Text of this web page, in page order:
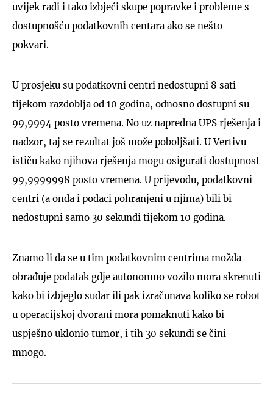
uvijek radi i tako izbjeći skupe popravke i probleme s
dostupnošću podatkovnih centara ako se nešto
pokvari.
U prosjeku su podatkovni centri nedostupni 8 sati
tijekom razdoblja od 10 godina, odnosno dostupni su
99,9994 posto vremena. No uz napredna UPS rješenja i
nadzor, taj se rezultat još može poboljšati. U Vertivu
ističu kako njihova rješenja mogu osigurati dostupnost
99,9999998 posto vremena. U prijevodu, podatkovni
centri (a onda i podaci pohranjeni u njima) bili bi
nedostupni samo 30 sekundi tijekom 10 godina.
Znamo li da se u tim podatkovnim centrima možda
obrađuje podatak gdje autonomno vozilo mora skrenuti
kako bi izbjeglo sudar ili pak izračunava koliko se robot
u operacijskoj dvorani mora pomaknuti kako bi
uspješno uklonio tumor, i tih 30 sekundi se čini
mnogo.